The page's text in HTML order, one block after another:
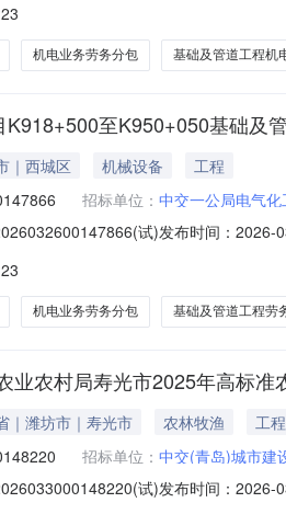
机电业务劳务分包 基础及管道工程机
至K950+050基础及
｜西城区 机械设备
工程
招标单位： 中交一公局电气
试)发布时间：
项目K918+500至K950+050基础及管
机电业务劳务分包 基础及管道工程劳
业农村局寿光市2025年高标
｜潍坊市｜寿光市 农林牧渔
工程
招标单位： 中交(青岛)城市建
试)发布时间：